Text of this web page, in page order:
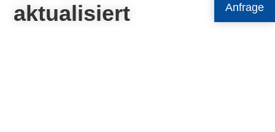
Anfrage
aktualisiert